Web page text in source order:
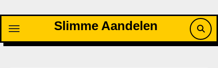
inhoud
Slimme Aandelen